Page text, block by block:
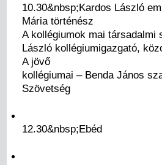
10.30&nbsp;Kardos László
Mária történész
A kollégiumok mai társadalmi
László kollégiumigazgató,
A jövő
kollégiumai – Benda János
Szövetség
12.30&nbsp;Ebéd